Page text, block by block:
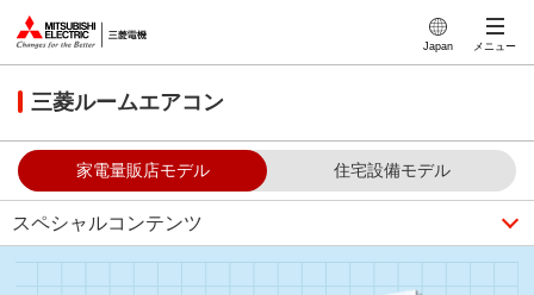
Japan メニュー
三菱ルームエアコン
家電量販店モデル 住宅設備モデル
スペシャルコンテンツ